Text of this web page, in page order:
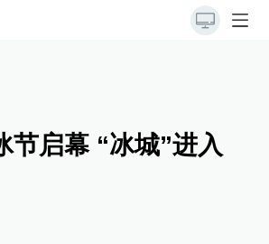
节启幕 “冰城”进入